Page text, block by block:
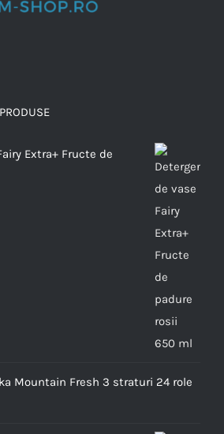
Extra+ Fructe de
Mountain Fresh 3 straturi 24 role